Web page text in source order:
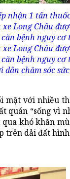
nhận 1 tấn
Long Châu
bệnh nguy
Long Châu
bệnh nguy
chăm sóc
mặt với nhiều
quán “sống vì
khó khăn
trên dải đất hình